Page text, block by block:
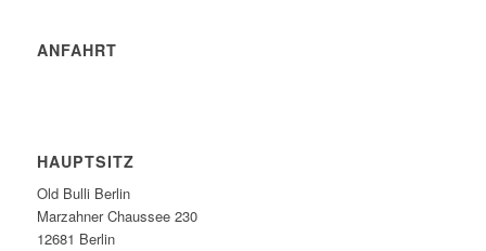
ANFAHRT
HAUPTSITZ
Old Bulli Berlin
Marzahner Chaussee 230
12681 Berlin